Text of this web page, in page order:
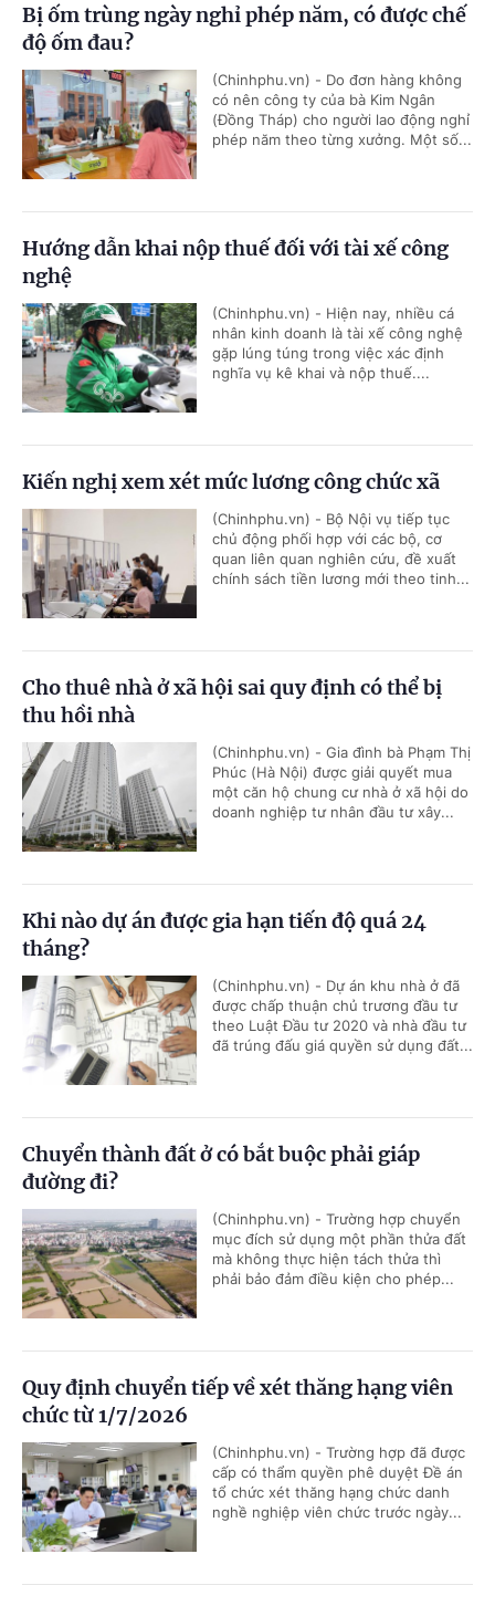
Bị ốm trùng ngày nghỉ phép năm, có được chế
độ ốm đau?
(Chinhphu.vn) - Do đơn hàng không
có nên công ty của bà Kim Ngân
(Đồng Tháp) cho người lao động nghỉ
phép năm theo từng xưởng. Một số...
Hướng dẫn khai nộp thuế đối với tài xế công
nghệ
(Chinhphu.vn) - Hiện nay, nhiều cá
nhân kinh doanh là tài xế công nghệ
gặp lúng túng trong việc xác định
nghĩa vụ kê khai và nộp thuế....
Kiến nghị xem xét mức lương công chức xã
(Chinhphu.vn) - Bộ Nội vụ tiếp tục
chủ động phối hợp với các bộ, cơ
quan liên quan nghiên cứu, đề xuất
chính sách tiền lương mới theo tinh...
Cho thuê nhà ở xã hội sai quy định có thể bị
thu hồi nhà
(Chinhphu.vn) - Gia đình bà Phạm Thị
Phúc (Hà Nội) được giải quyết mua
một căn hộ chung cư nhà ở xã hội do
doanh nghiệp tư nhân đầu tư xây...
Khi nào dự án được gia hạn tiến độ quá 24
tháng?
(Chinhphu.vn) - Dự án khu nhà ở đã
được chấp thuận chủ trương đầu tư
theo Luật Đầu tư 2020 và nhà đầu tư
đã trúng đấu giá quyền sử dụng đất...
Chuyển thành đất ở có bắt buộc phải giáp
đường đi?
(Chinhphu.vn) - Trường hợp chuyển
mục đích sử dụng một phần thửa đất
mà không thực hiện tách thửa thì
phải bảo đảm điều kiện cho phép...
Quy định chuyển tiếp về xét thăng hạng viên
chức từ 1/7/2026
(Chinhphu.vn) - Trường hợp đã được
cấp có thẩm quyền phê duyệt Đề án
tổ chức xét thăng hạng chức danh
nghề nghiệp viên chức trước ngày...